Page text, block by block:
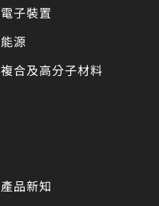
電子裝置
能源
複合及高分子材料
產品新知